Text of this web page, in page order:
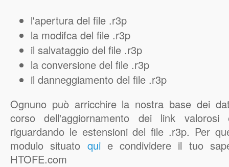
l'apertura del file .r3p
la modifca del file .r3p
il salvataggio del file .r3p
la conversione del file .r3p
il danneggiamento del file .r3p
Ognuno può arricchire la nostra base dei
corso dell'aggiornamento dei link valorosi
riguardando le estensioni del file .r3p. Per
modulo situato quie condividere il tuo
HTOFE.com